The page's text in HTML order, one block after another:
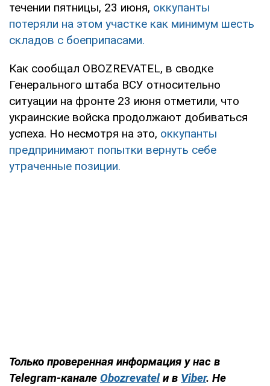
течении пятницы, 23 июня, оккупанты
потеряли на этом участке как минимум шесть
складов с боеприпасами.
Как сообщал OBOZREVATEL, в сводке
Генерального штаба ВСУ относительно
ситуации на фронте 23 июня отметили, что
украинские войска продолжают добиваться
успеха. Но несмотря на это, оккупанты
предпринимают попытки вернуть себе
утраченные позиции.
Только проверенная информация у нас в
Telegram-канале Obozrevatel и в Viber. Не